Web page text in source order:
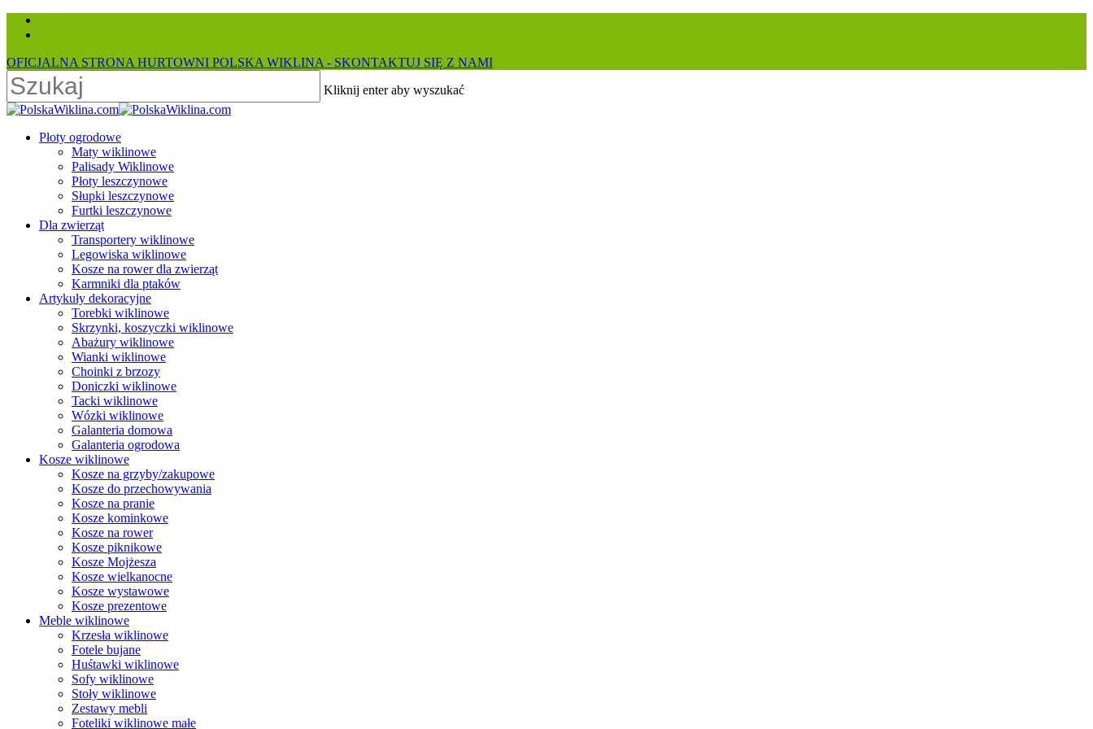
Skip
content
OFICJALNA STRONA HURTOWNI POLSKA WIKLINA - SKONTAKTUJ SIĘ Z NAMI
Kliknij enter aby wyszukać
Close
search
Menu
Płoty ogrodowe
Maty wiklinowe
Palisady Wiklinowe
Płoty leszczynowe
Słupki leszczynowe
Furtki leszczynowe
Dla zwierząt
Transportery wiklinowe
Legowiska wiklinowe
Kosze na rower dla zwierząt
Karmniki dla ptaków
Artykuły dekoracyjne
Torebki wiklinowe
Skrzynki, koszyczki wiklinowe
Abażury wiklinowe
Wianki wiklinowe
Choinki z brzozy
Doniczki wiklinowe
Tacki wiklinowe
Wózki wiklinowe
Galanteria domowa
Galanteria ogrodowa
Kosze wiklinowe
Kosze na grzyby/zakupowe
Kosze do przechowywania
Kosze na pranie
Kosze kominkowe
Kosze na rower
Kosze piknikowe
Kosze Mojżesza
Kosze wielkanocne
Kosze wystawowe
Kosze prezentowe
Meble wiklinowe
Krzesła wiklinowe
Fotele bujane
Huśtawki wiklinowe
Sofy wiklinowe
Stoły wiklinowe
Zestawy mebli
Foteliki wiklinowe małe